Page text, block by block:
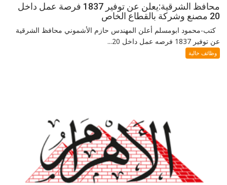
محافظ الشرقية:يعلن عن توفير 1837 فرصة عمل داخل
20 مصنع وشركة بالقطاع الخاص
كتب-محمود ابومسلم أعلن المهندس حازم الأشموني محافظ الشرقية
عن توفير 1837 فرصه عمل داخل 20...
وظائف خالية